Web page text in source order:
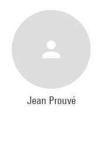
Jean Prouvé